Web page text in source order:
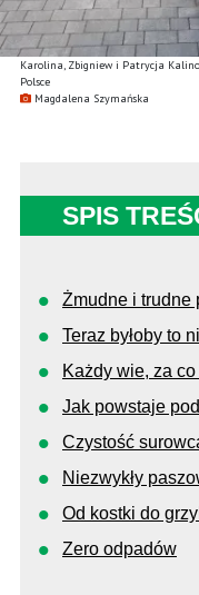
Karolina, Zbigniew i Patrycja
Polsce
Magdalena Szymańska
SPIS
Żmudne i trudne
Teraz byłoby to
Każdy wie, za
Jak powstaje
Czystość
Niezwykły
Od kostki do
Zero odpadów